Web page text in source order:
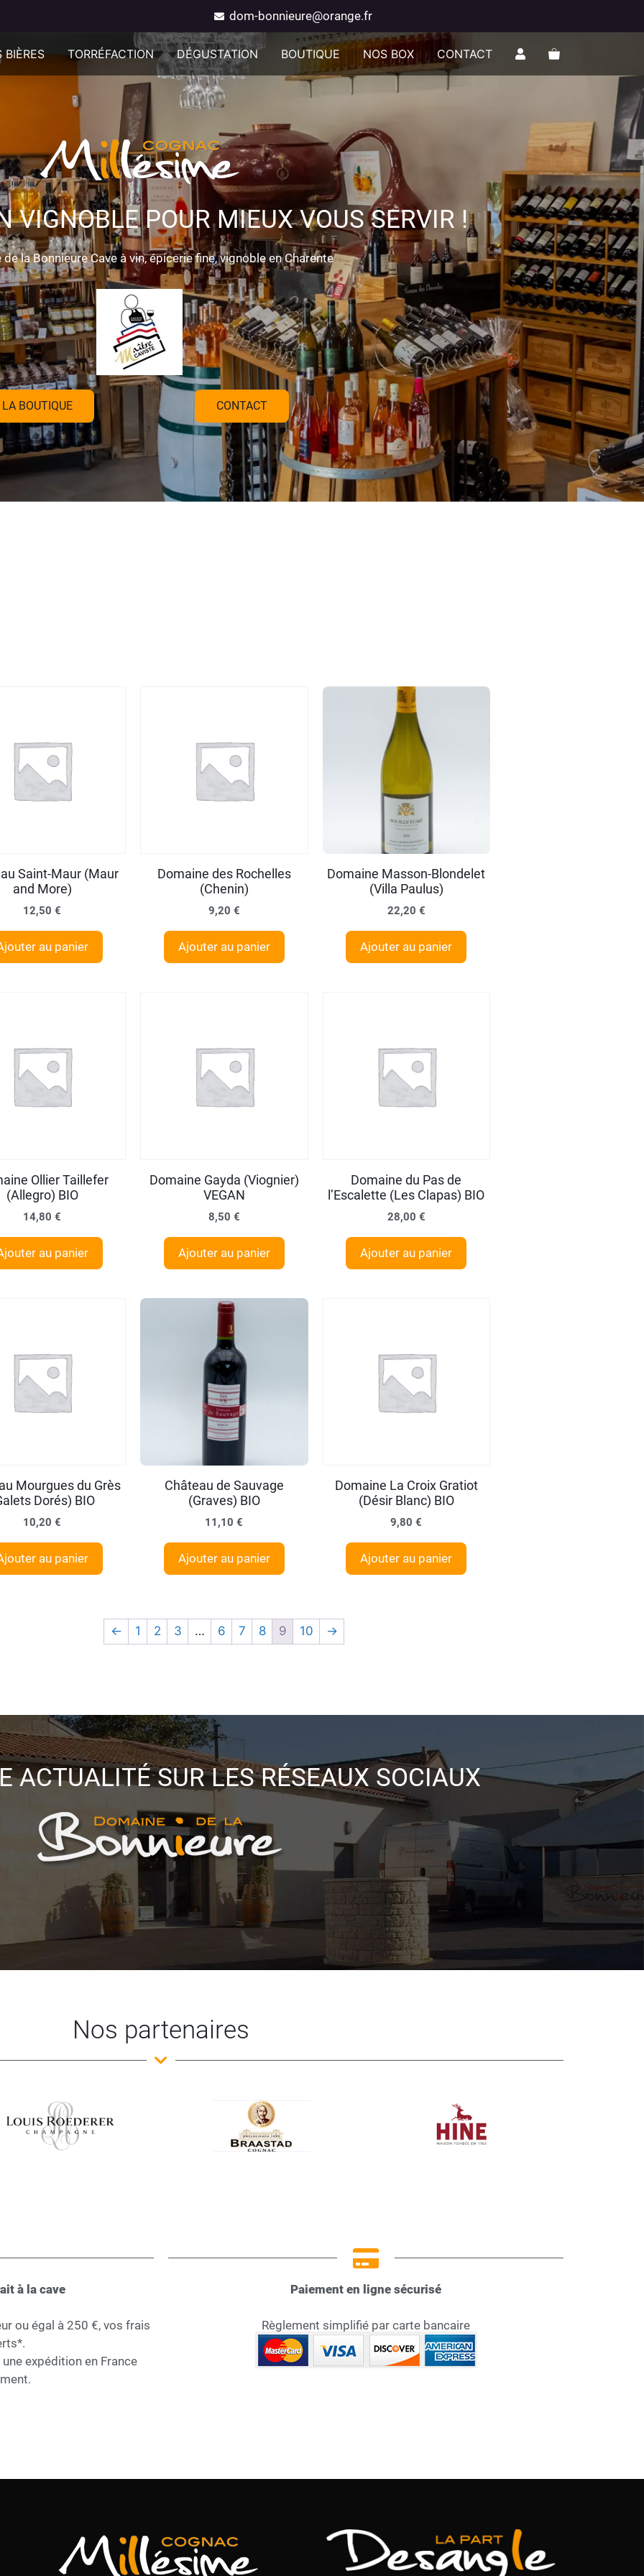
dom-bonnieure@orange.fr
BIÈRES TORRÉFACTION DÉGUSTATION BOUTIQUE NOS BOX CONTACT
VIGNOBLE POUR MIEUX VOUS SERVIR !
la Bonnieure Cave à vin, épicerie fine, vignoble en Charente
LA BOUTIQUE CONTACT
Saint-Maur (Maur
and More)
12,50€
au panier
Domaine des Rochelles
(Chenin)
9,20 €
Ajouter au panier
Domaine Masson-Blondelet
(Villa Paulus)
22,20 €
Ajouter au panier
Ollier Taillefer
(Allegro) BIO
14,80€
au panier
Domaine Gayda (Viognier)
VEGAN
8,50 €
Ajouter au panier
Domaine du Pas de
l’Escalette (Les Clapas) BIO
28,00 €
Ajouter au panier
Mourgues du Grès
Dorés) BIO
10,20€
au panier
Château de Sauvage
(Graves) BIO
11,10€
Ajouter au panier
Domaine La Croix Gratiot
(Désir Blanc) BIO
9,80€
Ajouter au panier
← 1 2 3 … 6 7 8 9 10 →
ACTUALITÉ SUR LES RÉSEAUX SOCIAUX
Nos partenaires
à la cave
ou égal à 250 €, vos frais
expédition en France
Paiement en ligne sécurisé
Règlement simplifié par carte bancaire